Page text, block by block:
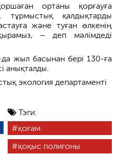
Тэги:
қоғам
қоқыс полигоны
ортаны қорғауға
тұрмыстық қалдықтарды
және туған өлкенің
– деп мәлімдеді
жыл басынан бері 130-ға
анықталды.
экология департаменті